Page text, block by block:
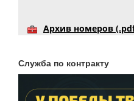
Архив номеров
Служба по контракту